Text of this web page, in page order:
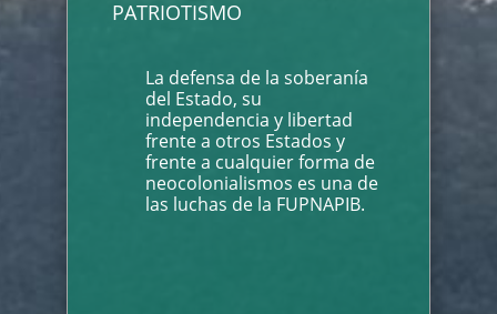
PATRIOTISMO
La defensa de la soberanía
del Estado, su
independencia y libertad
frente a otros Estados y
frente a cualquier forma de
neocolonialismos es una de
las luchas de la FUPNAPIB.